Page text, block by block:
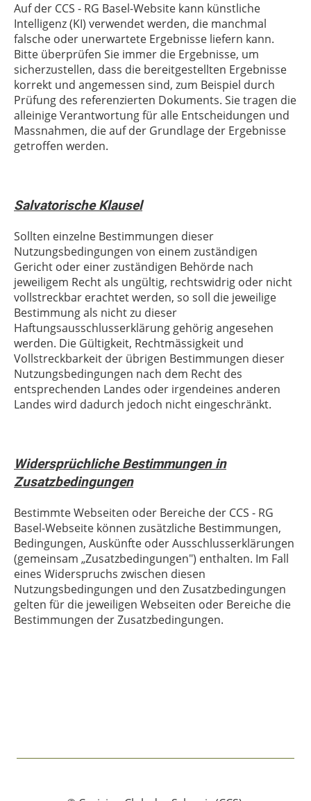
Auf der CCS - RG Basel-Website kann künstliche
Intelligenz (KI) verwendet werden, die manchmal
falsche oder unerwartete Ergebnisse liefern kann.
Bitte überprüfen Sie immer die Ergebnisse, um
sicherzustellen, dass die bereitgestellten Ergebnisse
korrekt und angemessen sind, zum Beispiel durch
Prüfung des referenzierten Dokuments. Sie tragen die
alleinige Verantwortung für alle Entscheidungen und
Massnahmen, die auf der Grundlage der Ergebnisse
getroffen werden.
Salvatorische Klausel
Sollten einzelne Bestimmungen dieser
Nutzungsbedingungen von einem zuständigen
Gericht oder einer zuständigen Behörde nach
jeweiligem Recht als ungültig, rechtswidrig oder nicht
vollstreckbar erachtet werden, so soll die jeweilige
Bestimmung als nicht zu dieser
Haftungsausschlusserklärung gehörig angesehen
werden. Die Gültigkeit, Rechtmässigkeit und
Vollstreckbarkeit der übrigen Bestimmungen dieser
Nutzungsbedingungen nach dem Recht des
entsprechenden Landes oder irgendeines anderen
Landes wird dadurch jedoch nicht eingeschränkt.
Widersprüchliche Bestimmungen in
Zusatzbedingungen
Bestimmte Webseiten oder Bereiche der CCS - RG
Basel-Webseite können zusätzliche Bestimmungen,
Bedingungen, Auskünfte oder Ausschlusserklärungen
(gemeinsam „Zusatzbedingungen") enthalten. Im Fall
eines Widerspruchs zwischen diesen
Nutzungsbedingungen und den Zusatzbedingungen
gelten für die jeweiligen Webseiten oder Bereiche die
Bestimmungen der Zusatzbedingungen.